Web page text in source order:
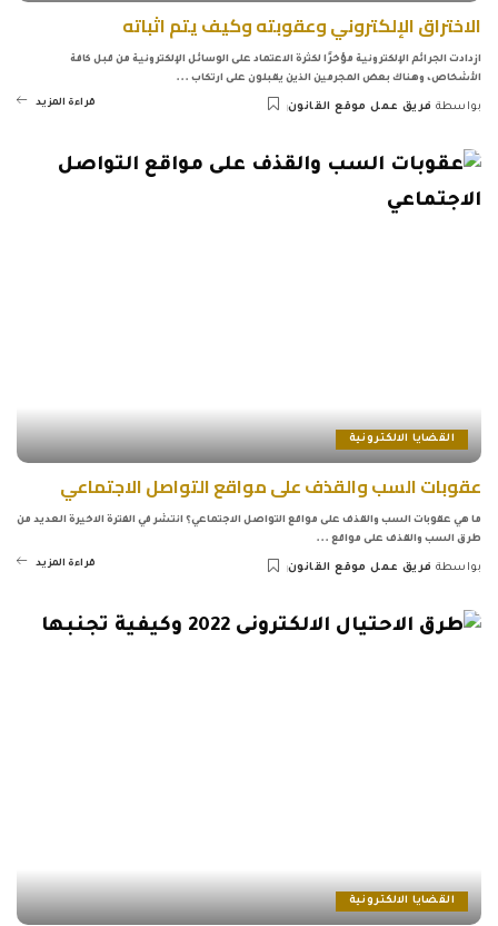
الاختراق الإلكتروني وعقوبته وكيف يتم اثباته
ازدادت الجرائم الإلكترونية مؤخرًا لكثرة الاعتماد على الوسائل الإلكترونية من قبل كافة
الأشخاص، وهناك بعض المجرمين الذين يقبلون على ارتكاب ...
بواسطة فريق عمل موقع القانون قراءة المزيد
القضايا الالكترونية
عقوبات السب والقذف على مواقع التواصل الاجتماعي
ما هي عقوبات السب والقذف على مواقع التواصل الاجتماعي؟ انتشر في الفترة الاخيرة العديد من
طرق السب والقذف على مواقع ...
بواسطة فريق عمل موقع القانون قراءة المزيد
القضايا الالكترونية